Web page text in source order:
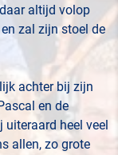
altijd volop
zal zijn stoel de
achter bij zijn
en de
heel veel
allen, zo grote